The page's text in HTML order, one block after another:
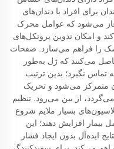
برای افراد با دندان‌های
می‌شود که عوامل محرک
و امکان تدوین پروتکل‌های
را فراهم می‌سازد. صفحات
می‌کنند که ژل به‌طور
نگیرد؛ بدین ترتیب
متمرکز می‌شود و تحریک
از بین می‌رود. تنظیم
بسیار ملایم شروع
بیمار افزایش دهند؛ این
ایده‌آل بدون ایجاد فشار